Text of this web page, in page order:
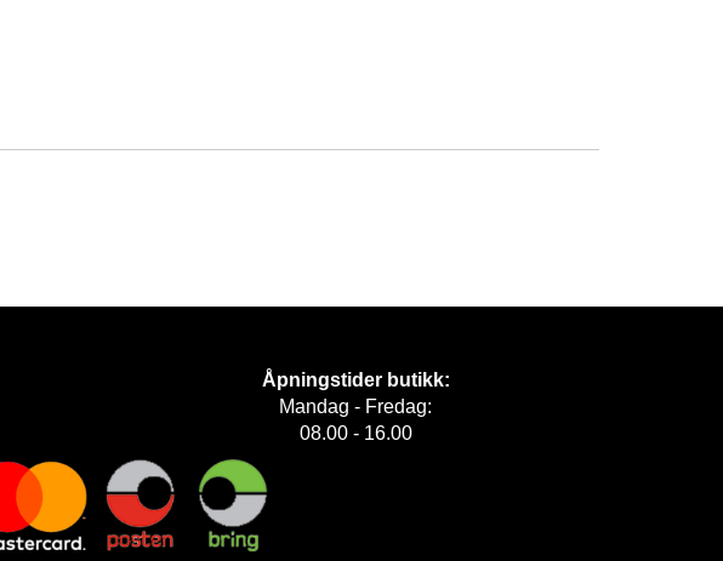
Åpningstider butikk:
Mandag - Fredag:
08.00 - 16.00